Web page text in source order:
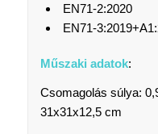
EN71-2:2020
EN71-
Műszaki adatok:
Csomagolás súlya:
31x31x12,5 cm